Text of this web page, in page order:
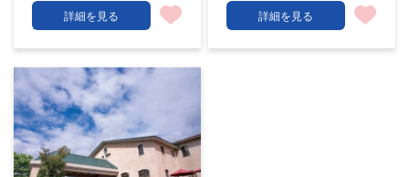
詳細を見る 詳細を見る